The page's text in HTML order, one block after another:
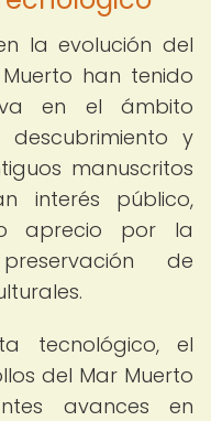
la evolución del
han tenido
en el ámbito
y
manuscritos
interés público,
aprecio por la
de
tecnológico, el
del Mar Muerto
avances en